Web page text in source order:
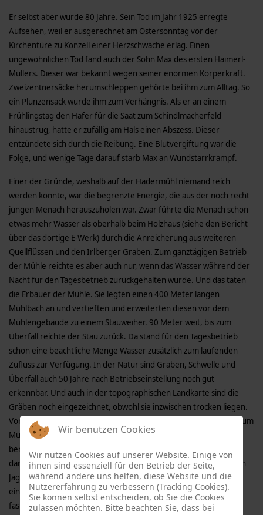
Er selbst aber wurde 80 Jahre. Sein Tod im Jahr 1925 erregte
Aufsehen, weil er ausgerechnet am Ostersonntag vor der
Kirchentüre zu Konzell einer Herzschwäche erlag. Einen
ungewöhnlichen Tod fand auch der Sohn Max des ersten Haimerl-
Müllers. Dieser war bekannt wegen seiner enormen Körperkraft.
Zweizentnersäcke herumschleppen gehörte bei ihm zum Alltag. So
ein Plunzensack wurde ihm zum Verhängnis. Als er an einem
Frühlingstag den Hafer für die Saat zum Schindlmacherfeld
hinaustrug, hatte er zufällig am Hals einen Abszess. Dieser
entzündete sich durch die Reibung. Eine Blutvergiftung war die
Folge, und wenige Tage darauf starb Max an Wundstarrkrampf.
Einer der Gründe, weshalb auf der Hadermühl niemand reich
werden konnte, war die begrenzte Energie, die aus der noch recht
jungen Menach herauszuholen war. Zwar führte die Menach schon
etwas mehr Wasser als oberhalb beim Holzhaus (siehe den Bericht
über das dortige E-Werk) durch die Anreicherung aus weiteren
Quellflüssen und den Irlberger Graben. Zum ganztägigen Betrieb
der Mühle reichte es aber auch nur, wenn das Wasser während der
Nacht für den Tagesbetrieb zurückgehalten wurde. Und das taten
die Erbauer der Mühle. Sie legten einen 400 Meter langen
Mühlbach an und vertieften und erweiterten diesen vor dem
Mühlengebäude zu einem Stauweiher. 90 Meter weit, bis zum
Überfall reichte der Stau zurück. Da stand für den Tagesbetrieb
schon eine beachtliche Menge Wasser zusätzlich zum laufenden
Zufluss zur Verfügung. In der Natur sind Graben, Schwelle und
Überfall auch 50 Jahre nach Betriebseinstellung noch gut
erkennbar. Und auch in der topographischen Landkarte sind die
Gräben noch eingezeichnet, obwohl sie inzwischen trocken liegen.
Von der Schwelle aus wurde das Wasser mittels einer Holzrinne zum
Mühlrad geleitet, das bis zum Dach reichte. Der Deichdamm
bereitete dem letzten Hadermüller fortwährend Ärger. Schuld
daran waren die Bisamratten, die ihn unterminierten. Solange ein
Jäger durch Abschuss sie im Bestand reduzierte, ging’s
einigermaßen. Als diese Unterstützung wegfiel, musste Haimerl
fast jeden Tag die Löcher mit Wasen und Hadern verstopfen.
Wir benutzen Cookies
Wir nutzen Cookies auf unserer Website. Einige von
ihnen sind essenziell für den Betrieb der Seite,
während andere uns helfen, diese Website und die
Nutzererfahrung zu verbessern (Tracking Cookies).
Sie können selbst entscheiden, ob Sie die Cookies
zulassen möchten. Bitte beachten Sie, dass bei